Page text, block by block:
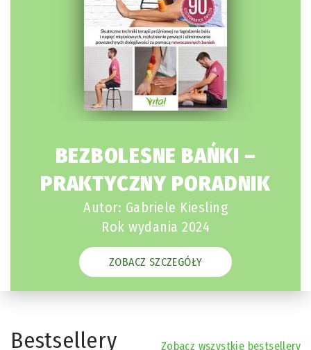
BEZBOLESNE BAŃKI –
PRAKTYCZNY PORADNIK
Autor: Gabriele Kiesling
Rok wydania 2024
ZOBACZ SZCZEGÓŁY
Bestsellery Zobacz wszystkie bestsellery